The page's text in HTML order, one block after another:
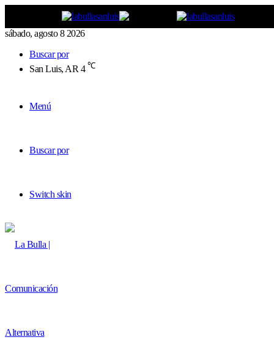
sábado, agosto 8 2026
Buscar por
San Luis, AR 4 ℃
Menú
Buscar por
Switch skin